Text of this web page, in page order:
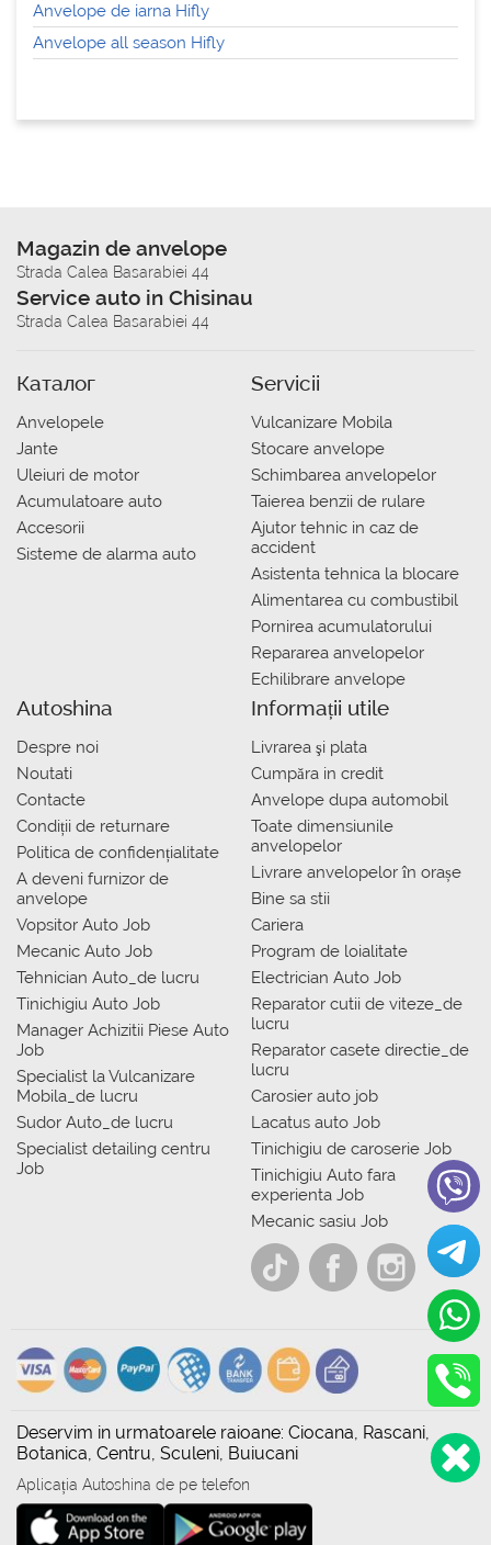
Anvelope de iarna Hifly
Anvelope all season Hifly
Magazin de anvelope
Strada Calea Basarabiei 44
Service auto in Chisinau
Strada Calea Basarabiei 44
Каталог
Anvelopele
Jante
Uleiuri de motor
Acumulatoare auto
Accesorii
Sisteme de alarma auto
Servicii
Vulcanizare Mobila
Stocare anvelope
Schimbarea anvelopelor
Taierea benzii de rulare
Ajutor tehnic in caz de
accident
Asistenta tehnica la blocare
Alimentarea cu combustibil
Pornirea acumulatorului
Repararea anvelopelor
Echilibrare anvelope
Autoshina
Despre noi
Noutati
Contacte
Condiții de returnare
Politica de confidențialitate
A deveni furnizor de
anvelope
Vopsitor Auto Job
Mecanic Auto Job
Tehnician Auto_de lucru
Tinichigiu Auto Job
Manager Achizitii Piese Auto
Job
Specialist la Vulcanizare
Mobila_de lucru
Sudor Auto_de lucru
Specialist detailing centru
Job
Informații utile
Livrarea şi plata
Сumpăra in credit
Anvelope dupa automobil
Toate dimensiunile
anvelopelor
Livrare anvelopelor în orașe
Bine sa stii
Cariera
Program de loialitate
Electrician Auto Job
Reparator cutii de viteze_de
lucru
Reparator casete directie_de
lucru
Carosier auto job
Lacatus auto Job
Tinichigiu de caroserie Job
Tinichigiu Auto fara
experienta Job
Mecanic sasiu Job
Deservim in urmatoarele raioane: Ciocana, Rascani,
Botanica, Centru, Sculeni, Buiucani
Aplicația Autoshina de pe telefon